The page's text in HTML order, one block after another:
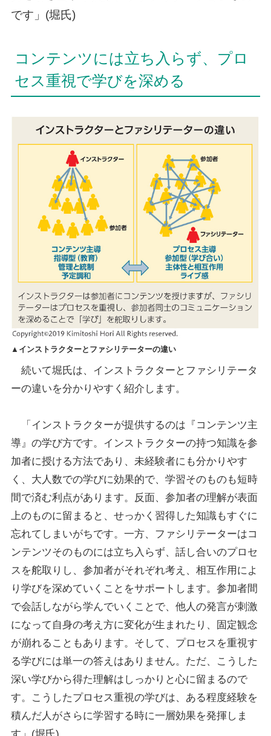
です」(堀氏)
コンテンツには立ち入らず、プロ
セス重視で学びを深める
▲インストラクターとファシリテーターの違い
続いて堀氏は、インストラクターとファシリテータ
ーの違いを分かりやすく紹介します。
「インストラクターが提供するのは『コンテンツ主
導』の学び方です。インストラクターの持つ知識を参
加者に授ける方法であり、未経験者にも分かりやす
く、大人数での学びに効果的で、学習そのものも短時
間で済む利点があります。反面、参加者の理解が表面
上のものに留まると、せっかく習得した知識もすぐに
忘れてしまいがちです。一方、ファシリテーターはコ
ンテンツそのものには立ち入らず、話し合いのプロセ
スを舵取りし、参加者がそれぞれ考え、相互作用によ
り学びを深めていくことをサポートします。参加者間
で会話しながら学んでいくことで、他人の発言が刺激
になって自身の考え方に変化が生まれたり、固定観念
が崩れることもあります。そして、プロセスを重視す
る学びには単一の答えはありません。ただ、こうした
深い学びから得た理解はしっかりと心に留まるので
す。こうしたプロセス重視の学びは、ある程度経験を
積んだ人がさらに学習する時に一層効果を発揮しま